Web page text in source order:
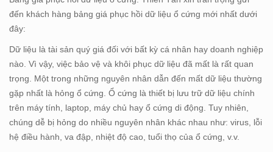
đến khách hàng bảng giá phục hồi dữ liệu ổ cứng mới nhất dưới
đây:
Dữ liệu là tài sản quý giá đối với bất kỳ cá nhân hay doanh nghiệp
nào. Vì vậy, việc bảo vệ và khôi phục dữ liệu đã mất là rất quan
trọng. Một trong những nguyên nhân dẫn đến mất dữ liệu thường
gặp nhất là hỏng ổ cứng. Ổ cứng là thiết bị lưu trữ dữ liệu chính
trên máy tính, laptop, máy chủ hay ổ cứng di động. Tuy nhiên,
chúng dễ bị hỏng do nhiều nguyên nhân khác nhau như: virus, lỗi
hệ điều hành, va đập, nhiệt độ cao, tuổi thọ của ổ cứng, v.v.